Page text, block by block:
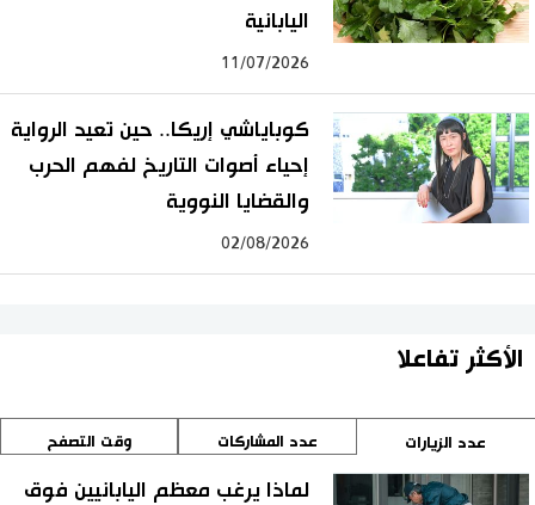
اليابانية
11/07/2026
كوباياشي إريكا.. حين تعيد الرواية
إحياء أصوات التاريخ لفهم الحرب
والقضايا النووية
02/08/2026
الأكثر تفاعلا
عدد الزيارات عدد المشاركات وقت التصفح
لماذا يرغب معظم اليابانيين فوق